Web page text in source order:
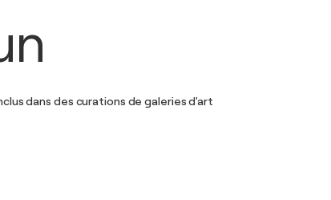
dans des curations de galeries d'art